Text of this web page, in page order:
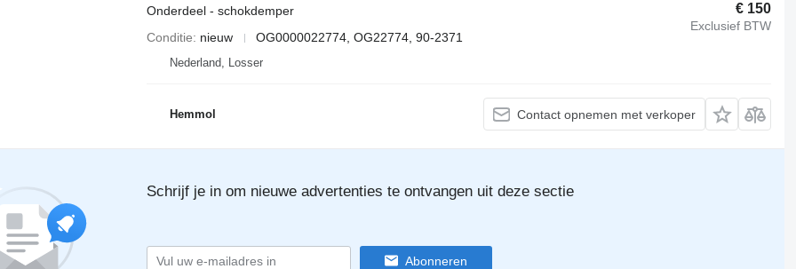
€ 150
Exclusief BTW
Onderdeel - schokdemper
Conditie
nieuw OG0000022774, OG22774, 90-2371
Nederland, Losser
Hemmol Contact opnemen met verkoper
Schrijf je in om nieuwe advertenties te ontvangen uit deze sectie
Abonneren